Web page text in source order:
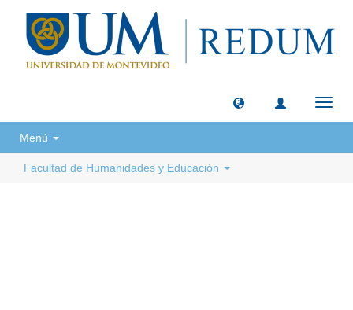
Menú
Facultad de Humanidades y Educación